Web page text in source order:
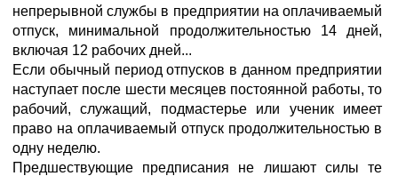
непрерывной службы в предприятии на оплачиваемый
отпуск, минимальной продолжительностью 14 дней,
включая 12 рабочих дней...
Если обычный период отпусков в данном предприятии
наступает после шести месяцев постоянной работы, то
рабочий, служащий, подмастерье или ученик имеет
право на оплачиваемый отпуск продолжительностью в
одну неделю.
Предшествующие предписания не лишают силы те